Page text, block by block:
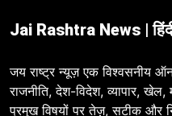
Jai Rashtra News |
जय राष्ट्र न्यूज़ एक विश्वसनीय
राजनीति, देश-विदेश, व्यापार,
प्रमुख विषयों पर तेज़, सटीक और